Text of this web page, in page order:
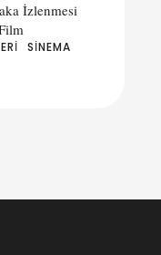
İzlenmesi
SINEMA